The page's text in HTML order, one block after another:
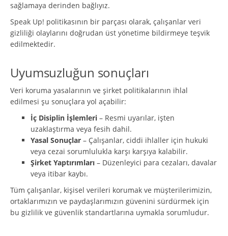
sağlamaya derinden bağlıyız.
Speak Up! politikasının bir parçası olarak, çalışanlar veri
gizliliği olaylarını doğrudan üst yönetime bildirmeye teşvik
edilmektedir.
Uyumsuzluğun sonuçları
Veri koruma yasalarının ve şirket politikalarının ihlal
edilmesi şu sonuçlara yol açabilir:
İç Disiplin İşlemleri – Resmi uyarılar, işten
uzaklaştırma veya fesih dahil.
Yasal Sonuçlar – Çalışanlar, ciddi ihlaller için hukuki
veya cezai sorumlulukla karşı karşıya kalabilir.
Şirket Yaptırımları – Düzenleyici para cezaları, davalar
veya itibar kaybı.
Tüm çalışanlar, kişisel verileri korumak ve müşterilerimizin,
ortaklarımızın ve paydaşlarımızın güvenini sürdürmek için
bu gizlilik ve güvenlik standartlarına uymakla sorumludur.